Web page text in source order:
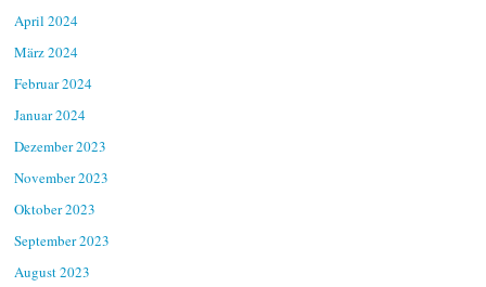
April 2024
März 2024
Februar 2024
Januar 2024
Dezember 2023
November 2023
Oktober 2023
September 2023
August 2023